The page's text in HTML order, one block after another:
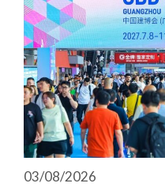
03/08/2026